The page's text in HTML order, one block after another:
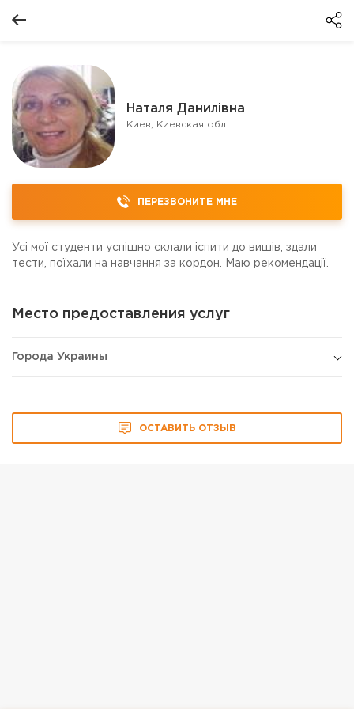
Наталя Данилівна
Киев, Киевская обл.
ПЕРЕЗВОНИТЕ МНЕ
Усі мої студенти успішно склали іспити до вишів, здали
тести, поїхали на навчання за кордон. Маю рекомендації.
Место предоставления услуг
Города Украины
ОСТАВИТЬ ОТЗЫВ